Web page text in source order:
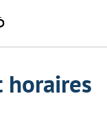
horaires
cookies